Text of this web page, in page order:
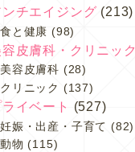
チエイジング (213)
食と健康 (98)
皮膚科・クリニック
美容皮膚科 (28)
クリニック (137)
イベート (527)
妊娠・出産・子育て (82)
動物 (115)